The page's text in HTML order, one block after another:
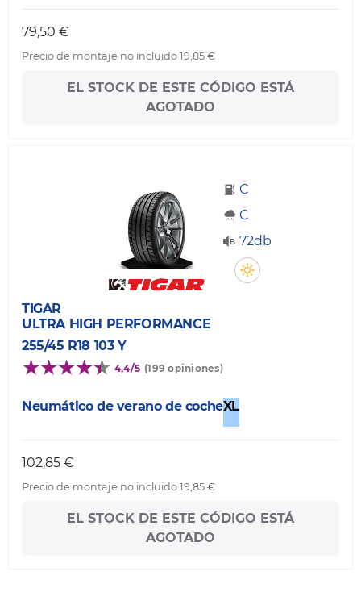
79,50 €
Precio de montaje no incluido 19,85 €
EL STOCK DE ESTE CÓDIGO ESTÁ
AGOTADO
C
C
72db
TIGAR
ULTRA HIGH PERFORMANCE
255/45 R18 103 Y
4,4/5 (199 opiniones)
Neumático de verano de cocheXL
102,85 €
Precio de montaje no incluido 19,85 €
EL STOCK DE ESTE CÓDIGO ESTÁ
AGOTADO